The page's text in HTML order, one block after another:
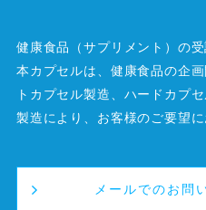
健康食品（サプリメント）の
本カプセルは、健康食品の企
トカプセル製造、ハードカプ
製造により、お客様のご要望に
メールでのお問